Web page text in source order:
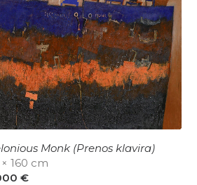
Monk (Prenos klavira)
× 160 cm
€